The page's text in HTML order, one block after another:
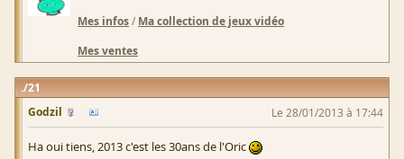
Mes infos/ Ma collection de jeux vidéo
Mes ventes
21
Godzil
Le 28/01/2013 à 17:44
Ha oui tiens, 2013 c'est les 30ans de l'Oric